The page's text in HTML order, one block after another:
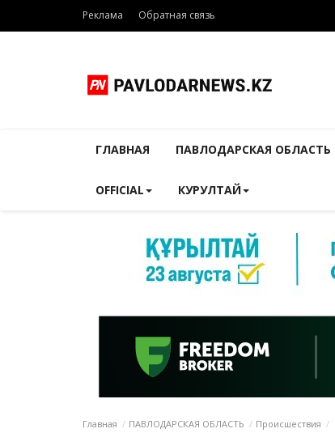
Реклама Обратная связь
ГЛАВНАЯ ПАВЛОДАРСКАЯ ОБЛАСТЬ
OFFICIAL КУРУЛТАЙ
Главная ПАВЛОДАРСКАЯ ОБЛАСТЬ Происшествия